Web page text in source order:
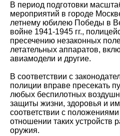
В период подготовки
мероприятий в городе
летнему юбилею Победы в
войне 1941-1945 гг.,
пресечению незаконных
летательных аппаратов,
авиамодели и другие.
В соответствии с
полиции вправе пресекать
любых беспилотных
защиты жизни, здоровья и
соответствии с
отношении таких устройств
оружия.